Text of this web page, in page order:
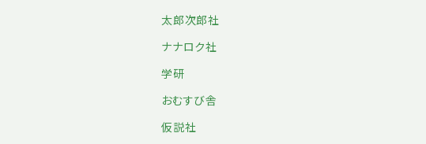
太郎次郎社
ナナロク社
学研
おむすび舎
仮説社